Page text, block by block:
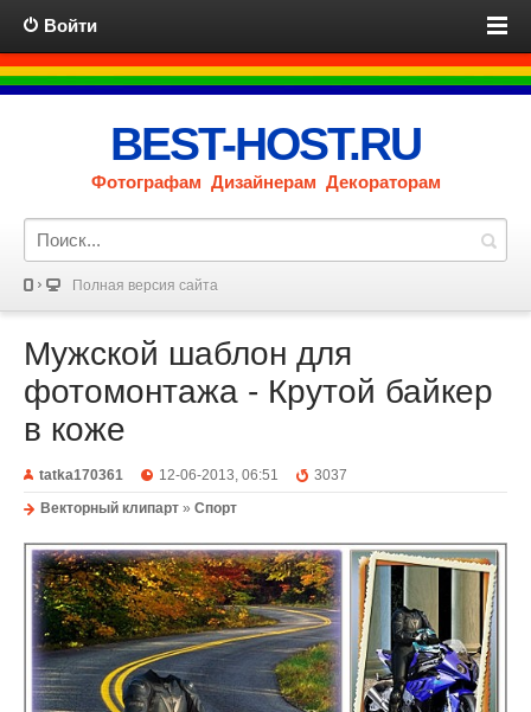
Войти
BEST-HOST.RU
Фотографам Дизайнерам Декораторам
Полная версия сайта
Мужской шаблон для
фотомонтажа - Крутой байкер
в коже
tatka170361 12-06-2013, 06:51
3037
Векторный клипарт » Спорт